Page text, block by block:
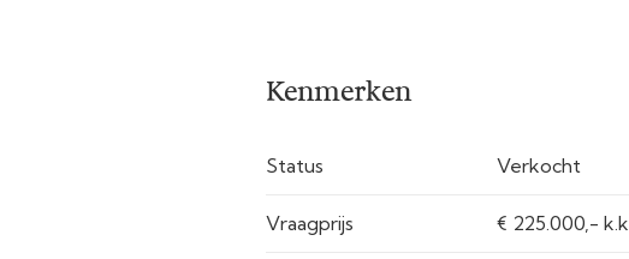
Kenmerken
Status Verkocht
Vraagprijs € 225.000,- k.k.